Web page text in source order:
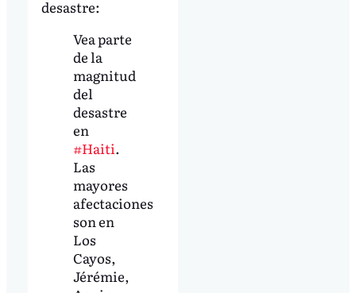
desastre:
Vea parte
de la
magnitud
del
desastre
en
#Haiti.
Las
mayores
afectaciones
son en
Los
Cayos,
Jérémie,